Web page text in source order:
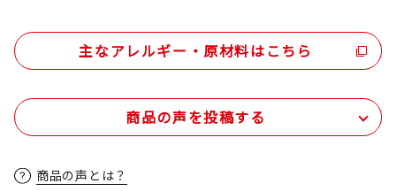
主なアレルギー・原材料はこちら
商品の声を投稿する
商品の声とは？